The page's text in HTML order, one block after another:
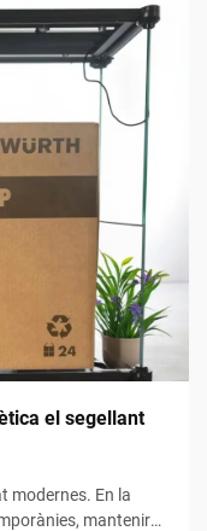
el segellant
modernes. En la
mantenir